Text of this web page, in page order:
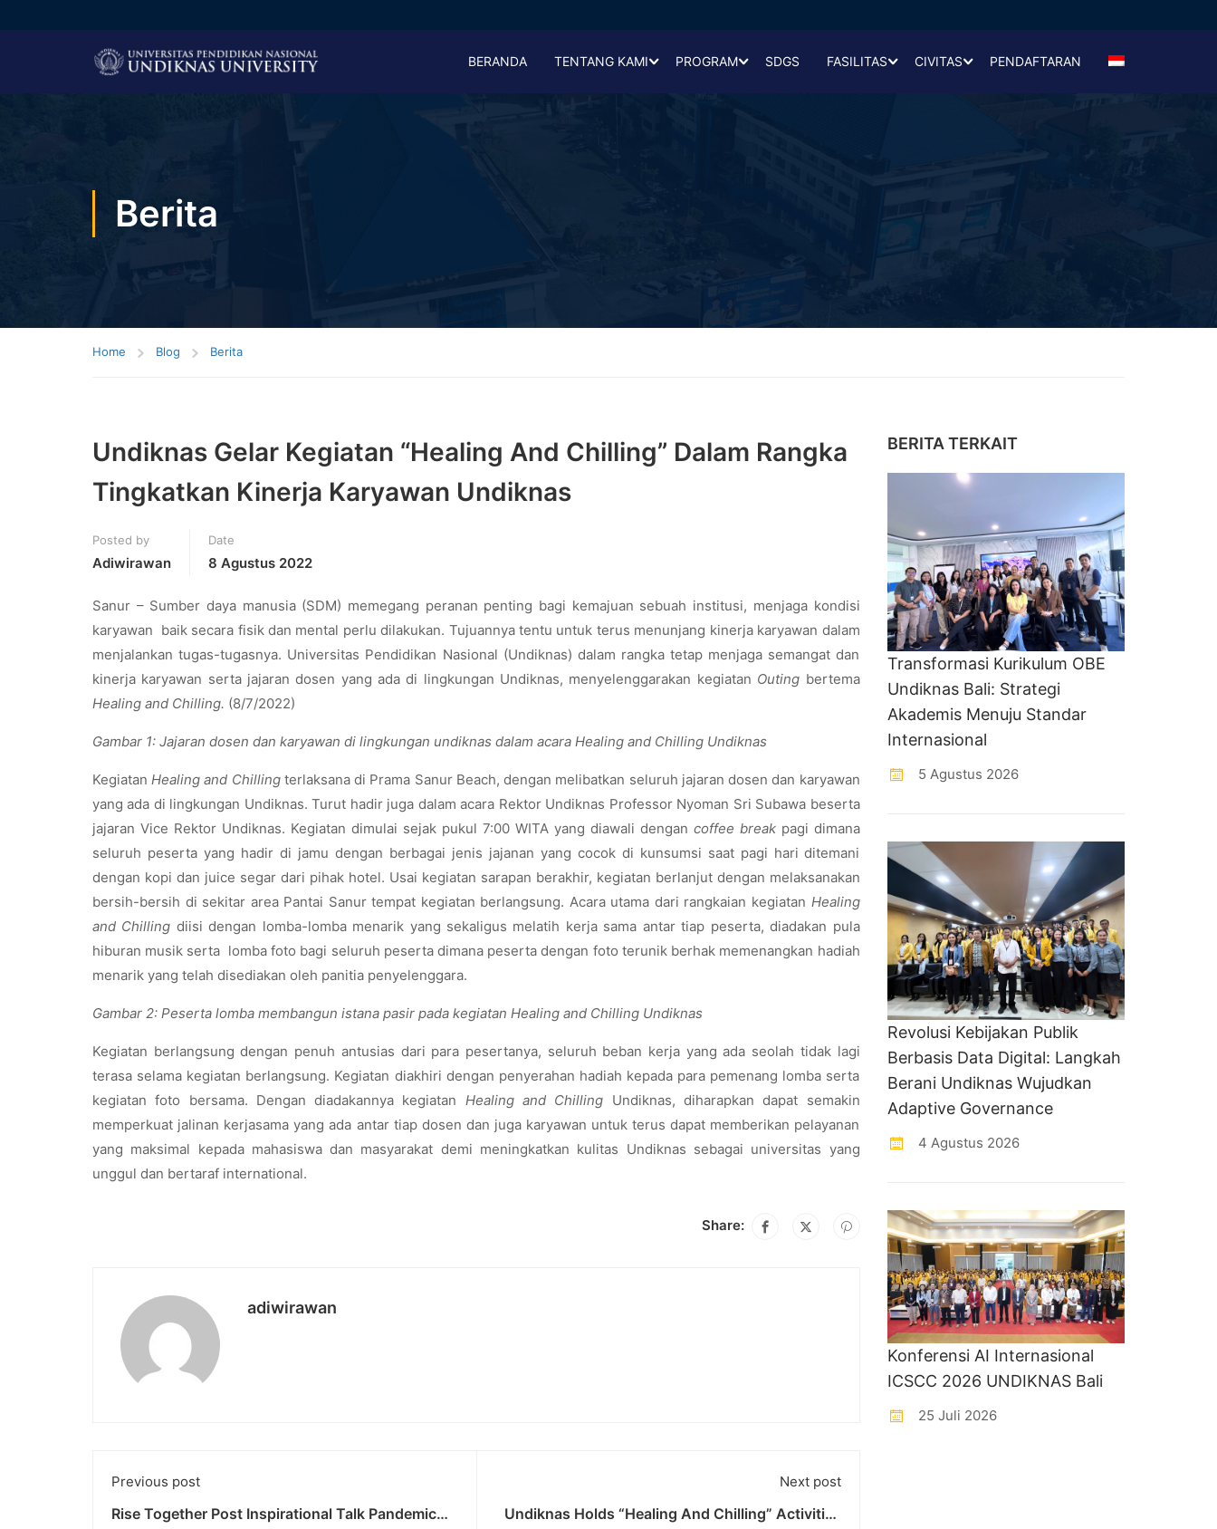
BERANDA TENTANG KAMI PROGRAM SDGS FASILITAS CIVITAS PENDAFTARAN
Berita
Home Blog Berita
Undiknas Gelar Kegiatan “Healing And Chilling” Dalam Rangka
Tingkatkan Kinerja Karyawan Undiknas
Posted by
Adiwirawan
Date
8 Agustus 2022
Sanur – Sumber daya manusia (SDM) memegang peranan penting bagi kemajuan sebuah institusi, menjaga kondisi
karyawan baik secara fisik dan mental perlu dilakukan. Tujuannya tentu untuk terus menunjang kinerja karyawan dalam
menjalankan tugas-tugasnya. Universitas Pendidikan Nasional (Undiknas) dalam rangka tetap menjaga semangat dan
kinerja karyawan serta jajaran dosen yang ada di lingkungan Undiknas, menyelenggarakan kegiatan Outing bertema
Healing and Chilling. (8/7/2022)
Gambar 1: Jajaran dosen dan karyawan di lingkungan undiknas dalam acara Healing and Chilling Undiknas
KegiatanHealing and Chilling terlaksana di Prama Sanur Beach, dengan melibatkan seluruh jajaran dosen dan karyawan
yang ada di lingkungan Undiknas. Turut hadir juga dalam acara Rektor Undiknas Professor Nyoman Sri Subawa beserta
jajaran Vice Rektor Undiknas. Kegiatan dimulai sejak pukul 7:00 WITA yang diawali dengan coffee breakpagi dimana
seluruh peserta yang hadir di jamu dengan berbagai jenis jajanan yang cocok di kunsumsi saat pagi hari ditemani
dengan kopi dan juice segar dari pihak hotel. Usai kegiatan sarapan berakhir, kegiatan berlanjut dengan melaksanakan
bersih-bersih di sekitar area Pantai Sanur tempat kegiatan berlangsung. Acara utama dari rangkaian kegiatan Healing
and Chilling diisi dengan lomba-lomba menarik yang sekaligus melatih kerja sama antar tiap peserta, diadakan pula
hiburan musik serta lomba foto bagi seluruh peserta dimana peserta dengan foto terunik berhak memenangkan hadiah
menarik yang telah disediakan oleh panitia penyelenggara.
Gambar 2: Peserta lomba membangun istana pasir pada kegiatan Healing and Chilling Undiknas
Kegiatan berlangsung dengan penuh antusias dari para pesertanya, seluruh beban kerja yang ada seolah tidak lagi
terasa selama kegiatan berlangsung. Kegiatan diakhiri dengan penyerahan hadiah kepada para pemenang lomba serta
kegiatan foto bersama. Dengan diadakannya kegiatan Healing and Chilling Undiknas, diharapkan dapat semakin
memperkuat jalinan kerjasama yang ada antar tiap dosen dan juga karyawan untuk terus dapat memberikan pelayanan
yang maksimal kepada mahasiswa dan masyarakat demi meningkatkan kulitas Undiknas sebagai universitas yang
unggul dan bertaraf international.
Share:
adiwirawan
Previous post
Rise Together Post Inspirational Talk Pandemic
Next post
Undiknas Holds “Healing And Chilling” Activities
BERITA TERKAIT
Transformasi Kurikulum OBE
Undiknas Bali: Strategi
Akademis Menuju Standar
Internasional
5 Agustus 2026
Revolusi Kebijakan Publik
Berbasis Data Digital: Langkah
Berani Undiknas Wujudkan
Adaptive Governance
4 Agustus 2026
Konferensi AI Internasional
ICSCC 2026 UNDIKNAS Bali
25 Juli 2026